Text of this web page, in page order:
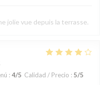
jolie vue depuis la terrasse.
: 4/5 Calidad / Precio : 5/5